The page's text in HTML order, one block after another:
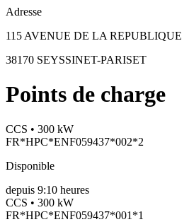
Adresse
115 AVENUE DE LA REPUBLIQUE
38170 SEYSSINET-PARISET
Points de charge
CCS • 300 kW
FR*HPC*ENF059437*002*2
Disponible
depuis 9:10 heures
CCS • 300 kW
FR*HPC*ENF059437*001*1